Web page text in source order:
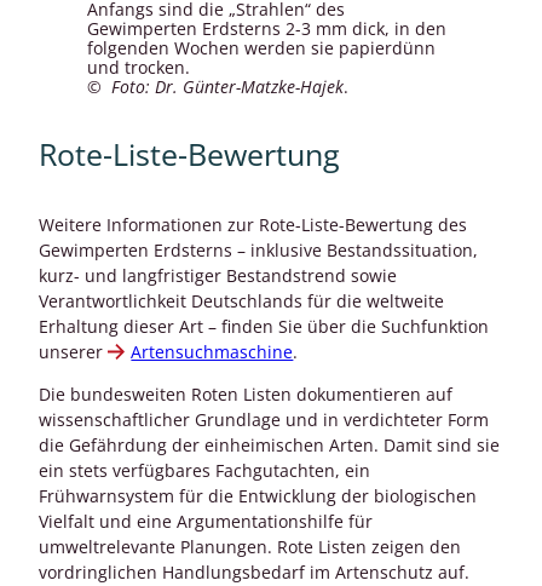
Anfangs sind die „Strahlen“ des
Gewimperten Erdsterns 2-3 mm dick, in den
folgenden Wochen werden sie papierdünn
und trocken.
© Foto: Dr. Günter-Matzke-Hajek.
Rote-Liste-Bewertung
Weitere Informationen zur Rote-Liste-Bewertung des
Gewimperten Erdsterns – inklusive Bestandssituation,
kurz- und langfristiger Bestandstrend sowie
Verantwortlichkeit Deutschlands für die weltweite
Erhaltung dieser Art – finden Sie über die Suchfunktion
unserer
Artensuchmaschine.
Die bundesweiten Roten Listen dokumentieren auf
wissenschaftlicher Grundlage und in verdichteter Form
die Gefährdung der einheimischen Arten. Damit sind sie
ein stets verfügbares Fachgutachten, ein
Frühwarnsystem für die Entwicklung der biologischen
Vielfalt und eine Argumentationshilfe für
umweltrelevante Planungen. Rote Listen zeigen den
vordringlichen Handlungsbedarf im Artenschutz auf.